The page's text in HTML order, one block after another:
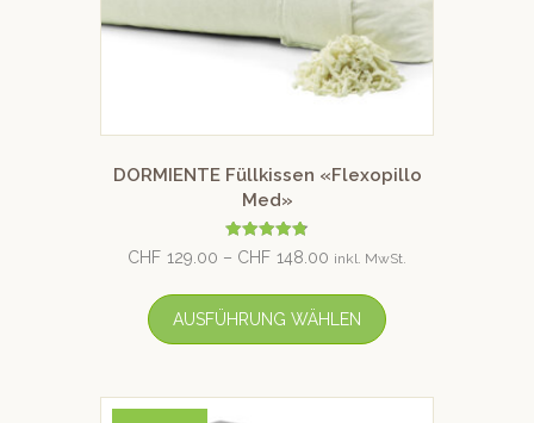
DORMIENTE Füllkissen «Flexopillo
Med»
Bewertet
mit
von 5
CHF 129.00 – CHF 148.00 inkl. MwSt.
AUSFÜHRUNG WÄHLEN